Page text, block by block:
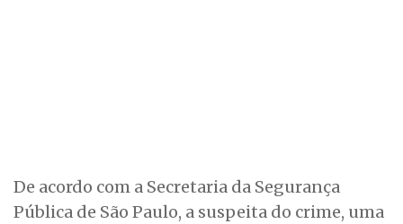
De acordo com a Secretaria da Segurança
Pública de São Paulo, a suspeita do crime, uma